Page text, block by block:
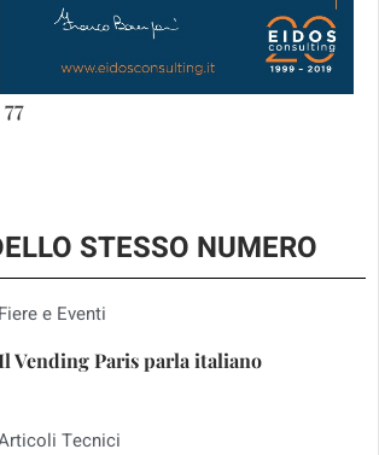
77
STESSO NUMERO
Fiere e Eventi
Vending Paris parla italiano
Tecnici